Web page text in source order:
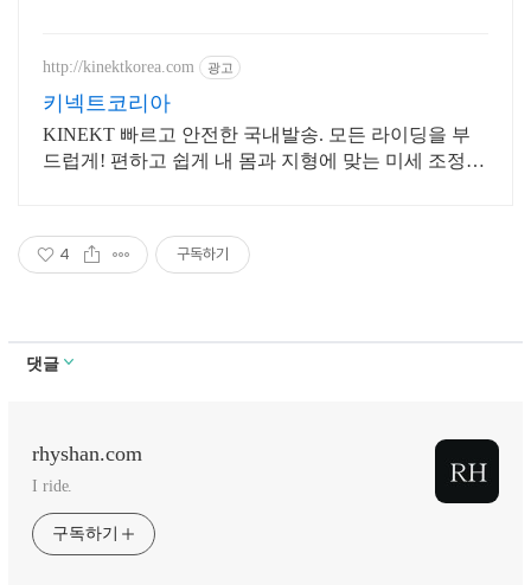
http://kinektkorea.com 광고
키넥트코리아
KINEKT 빠르고 안전한 국내발송. 모든 라이딩을 부
드럽게! 편하고 쉽게 내 몸과 지형에 맞는 미세 조정이
4 구독하기
댓글
rhyshan.com
I ride.
구독하기